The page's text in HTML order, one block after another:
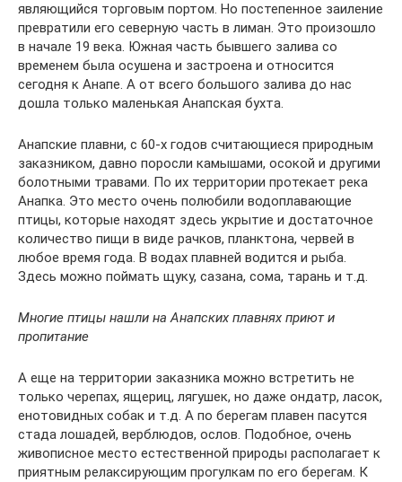
являющийся торговым портом. Но постепенное заиление
превратили его северную часть в лиман. Это произошло
в начале 19 века. Южная часть бывшего залива со
временем была осушена и застроена и относится
сегодня к Анапе. А от всего большого залива до нас
дошла только маленькая Анапская бухта.
Анапские плавни, с 60-х годов считающиеся природным
заказником, давно поросли камышами, осокой и другими
болотными травами. По их территории протекает река
Анапка. Это место очень полюбили водоплавающие
птицы, которые находят здесь укрытие и достаточное
количество пищи в виде рачков, планктона, червей в
любое время года. В водах плавней водится и рыба.
Здесь можно поймать щуку, сазана, сома, тарань и т.д.
Многие птицы нашли на Анапских плавнях приют и
пропитание
А еще на территории заказника можно встретить не
только черепах, ящериц, лягушек, но даже ондатр, ласок,
енотовидных собак и т.д. А по берегам плавен пасутся
стада лошадей, верблюдов, ослов. Подобное, очень
живописное место естественной природы располагает к
приятным релаксирующим прогулкам по его берегам. К